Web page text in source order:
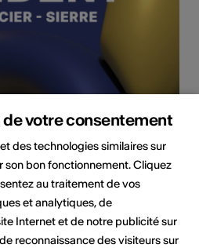
de votre consentement
des technologies similaires sur
son bon fonctionnement. Cliquez
au traitement de vos
et analytiques, de
Internet et de notre publicité sur
reconnaissance des visiteurs sur